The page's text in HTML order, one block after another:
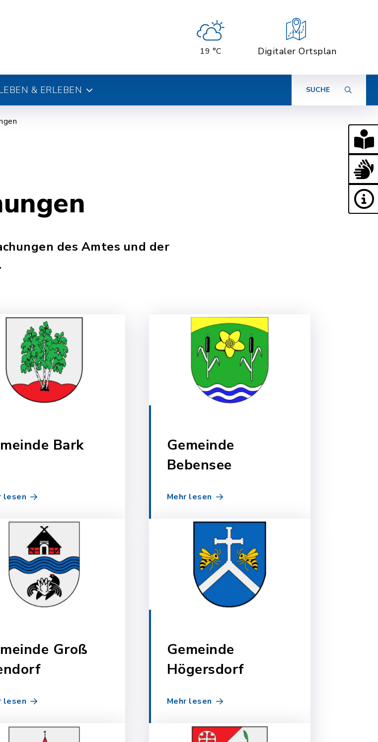
19 °C Digitaler Ortsplan
& ERLEBEN SUCHE
des Amtes und der
Bark
lesen
Gemeinde
Bebensee
Mehr lesen
Groß
lesen
Gemeinde
Högersdorf
Mehr lesen